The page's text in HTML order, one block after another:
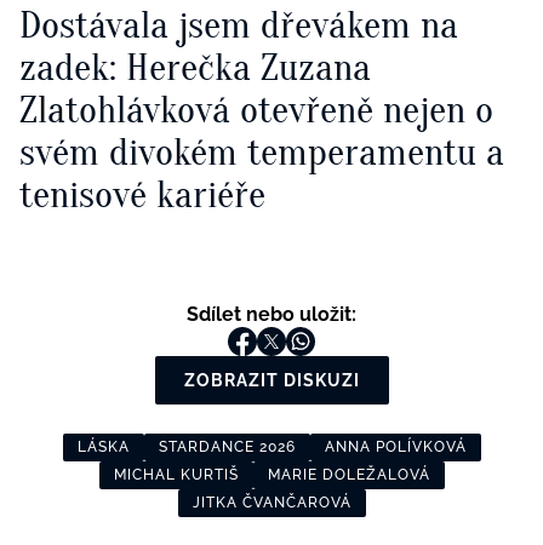
Dostávala jsem dřevákem na
zadek: Herečka Zuzana
Zlatohlávková otevřeně nejen o
svém divokém temperamentu a
tenisové kariéře
Sdílet nebo uložit:
ZOBRAZIT DISKUZI
LÁSKA STARDANCE 2026
ANNA POLÍVKOVÁ
MICHAL KURTIŠ
MARIE DOLEŽALOVÁ
JITKA ČVANČAROVÁ